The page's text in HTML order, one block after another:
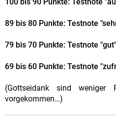
89 bis 80 Punkte: Testnote
79 bis 70 Punkte: Testnote
69 bis 60 Punkte: Testnote
(Gottseidank sind weniger
vorgekommen…)